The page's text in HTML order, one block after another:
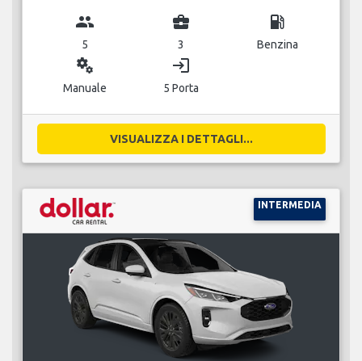
group
5
business_center
3
local_gas_station
Benzina
miscellaneous_services
Manuale
login
5 Porta
VISUALIZZA I DETTAGLI...
INTERMEDIA